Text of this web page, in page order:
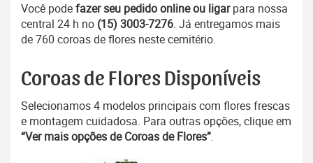
Você podefazer seu pedido online ou ligarpara nossa
central 24 h no (15) 3003-7276. Já entregamos mais
de 760 coroas de flores neste cemitério.
Coroas de Flores Disponíveis
Selecionamos 4 modelos principais com flores frescas
e montagem cuidadosa. Para outras opções, clique em
“Ver mais opções de Coroas de Flores”.